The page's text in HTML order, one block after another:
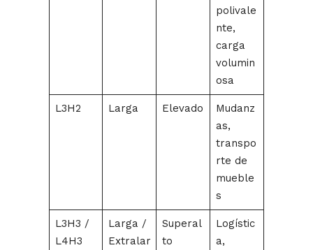
polivale
nte,
carga
volumin
osa
L3H2 Larga Elevado
Mudanz
as,
transpo
rte de
mueble
s
L3H3 /
L4H3
Larga /
Extralar
Superal
to
Logístic
a,